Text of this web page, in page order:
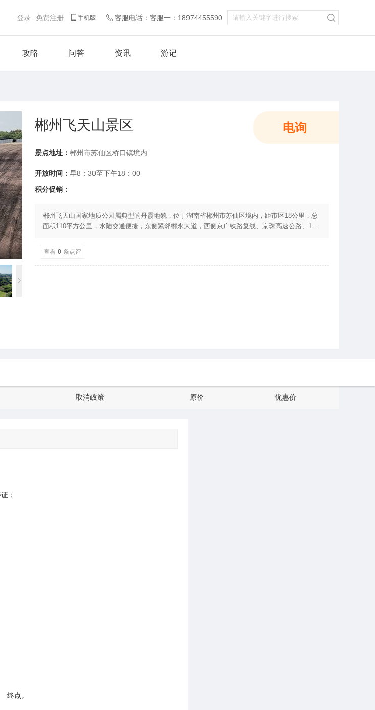
登录 免费注册 手机版 客服电话：客服一：18974455590
攻略 问答 资讯 游记
电询
郴州飞天山景区
景点地址： 郴州市苏仙区桥口镇境内
开放时间： 早8：30至下午18：00
积分促销：
郴州飞天山国家地质公园属典型的丹霞地貌，位于湖南省郴州市苏仙区境内，距市区18公里，总
面积110平方公里，水陆交通便捷，东侧紧邻郴永大道，西侧京广铁路复线、京珠高速公路、107
4坦、3庙、2江、1泉构成，以丹岩堡寨为特色，穿坦、洞穴为罕见，温泉碧江为纽带，石佛悬棺
查看 0 条点评
取消政策 原价 优惠价
；
点。